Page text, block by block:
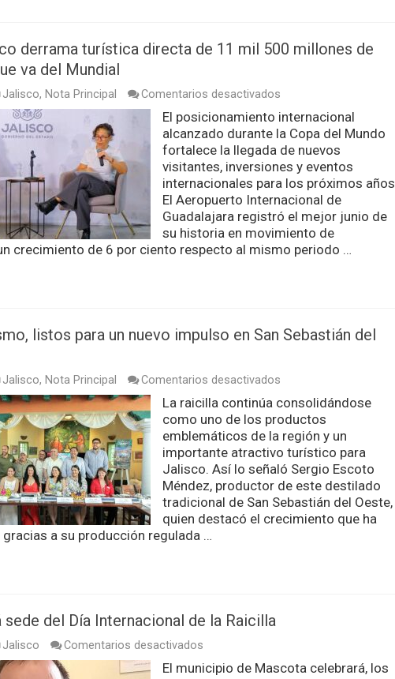
derrama turística directa de 11 mil 500 millones de
va del Mundial
Jalisco, Nota Principal Comentarios desactivadosen
Jalisco
derrama
turística
de
11
mil
500
millones
de
pesos
Mundial
El posicionamiento internacional
alcanzado durante la Copa del Mundo
fortalece la llegada de nuevos
visitantes, inversiones y eventos
internacionales para los próximos años
El Aeropuerto Internacional de
Guadalajara registró el mejor junio de
su historia en movimiento de
crecimiento de 6 por ciento respecto al mismo periodo …
listos para un nuevo impulso en San Sebastián del
Jalisco, Nota Principal Comentarios desactivadosen
y
turismo,
listos
para
un
nuevo
impulso
en
San
Sebastián
La raicilla continúa consolidándose
como uno de los productos
emblemáticos de la región y un
importante atractivo turístico para
Jalisco. Así lo señaló Sergio Escoto
Méndez, productor de este destilado
tradicional de San Sebastián del Oeste,
quien destacó el crecimiento que ha
a su producción regulada …
del Día Internacional de la Raicilla
Jalisco Comentarios desactivadosen
será
El municipio de Mascota celebrará, los